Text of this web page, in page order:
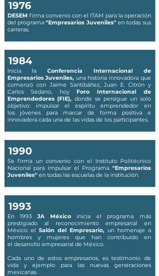
1976
DESEM firma convenio con el ITAM para la operación
del programa"Empresarios Juveniles" en todas sus
carreras.
1984
Inicia la Conferencia Internacional de
Empresarios Juveniles, una historia innovadora que
comenzó con Jaime Santibáñez, Juan E. Citrón y
Carlos Sedano, hoyForo Internacional de
Emprendedores (FIE), donde se persigue un solo
objetivo: impulsar el espíritu emprendedor en
los jóvenes para marcar de forma positiva e
innovadora cada una de las vidas de los participantes.
1990
Se firma un convenio con el Instituto Politécnico
Nacional para impulsar el Programa "Empresarios
Juveniles" en todas las escuelas de la institución.
1993
En 1993JA Méxicoinicia el programa más
prestigiado al reconocimiento empresarial en
México: elSalón del Empresario, un homenaje a
hombres y mujeres que han contribuido en
el desarrollo empresarial de México.
Cada uno de estos empresarios, es testimonio de
vida y ejemplo para las nuevas generaciones
mexicanas.